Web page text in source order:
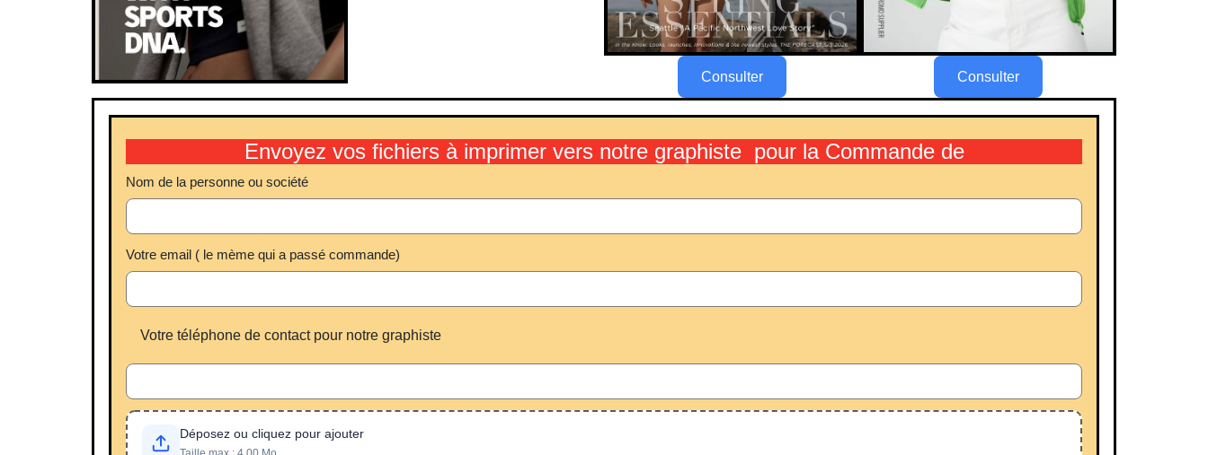
Consulter Consulter
Envoyez vos fichiers à imprimer vers notre graphiste pour la Commande de
Nom de la personne ou société
Votre email ( le mème qui a passé commande)
Votre téléphone de contact pour notre graphiste
Déposez ou cliquez pour ajouter